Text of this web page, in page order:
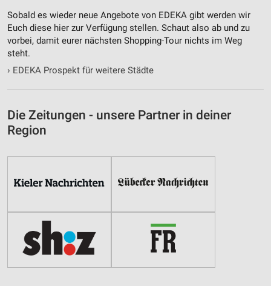
Sobald es wieder neue Angebote von EDEKA gibt werden wir
Euch diese hier zur Verfügung stellen. Schaut also ab und zu
vorbei, damit eurer nächsten Shopping-Tour nichts im Weg
steht.
› EDEKA Prospekt für weitere Städte
Die Zeitungen - unsere Partner in deiner
Region